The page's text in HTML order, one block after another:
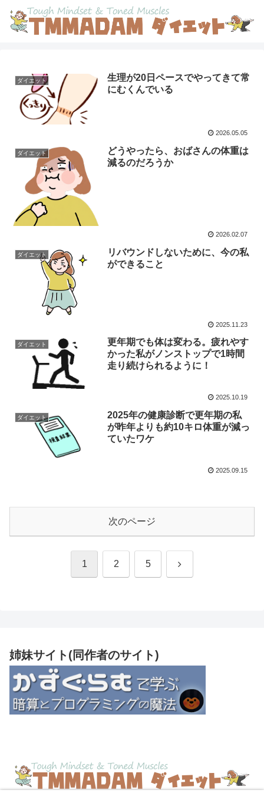
ダイエット
生理が20日ペースでやってきて常
にむくんでいる
2026.05.05
ダイエット
どうやったら、おばさんの体重は
減るのだろうか
2026.02.07
ダイエット
リバウンドしないために、今の私
ができること
2025.11.23
ダイエット
更年期でも体は変わる。疲れやす
かった私がノンストップで1時間
走り続けられるように！
2025.10.19
ダイエット
2025年の健康診断で更年期の私
が昨年よりも約10キロ体重が減っ
ていたワケ
2025.09.15
次のページ
1 2 5 次
姉妹サイト(同作者のサイト)